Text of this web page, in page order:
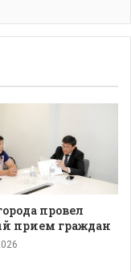
провел
прием граждан